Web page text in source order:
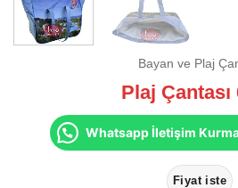
Bayan ve Plaj
Plaj Çantası
Whatsapp İletişim